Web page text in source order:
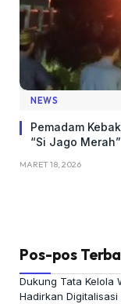
NEWS
Pemadam
“Si Jago
MARET 18, 2026
Pos-pos
Dukung Tata Kelola
Hadirkan Digitalisasi